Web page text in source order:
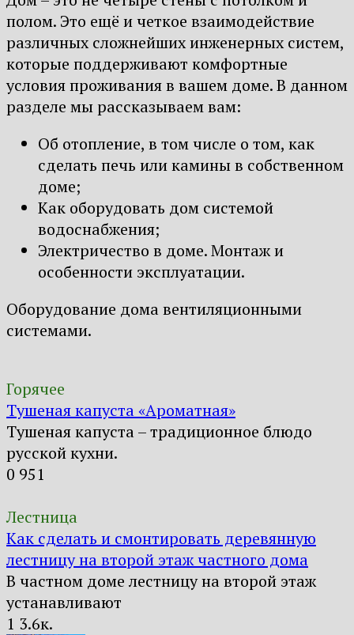
полом. Это ещё и четкое взаимодействие
различных сложнейших инженерных систем,
которые поддерживают комфортные
условия проживания в вашем доме. В данном
разделе мы рассказываем вам:
Об отопление, в том числе о том, как
сделать печь или камины в собственном
доме;
Как оборудовать дом системой
водоснабжения;
Электричество в доме. Монтаж и
особенности эксплуатации.
Оборудование дома вентиляционными
системами.
Горячее
Тушеная капуста «Ароматная»
Тушеная капуста – традиционное блюдо
русской кухни.
0 951
Лестница
Как сделать и смонтировать деревянную
лестницу на второй этаж частного дома
В частном доме лестницу на второй этаж
устанавливают
1 3.6к.